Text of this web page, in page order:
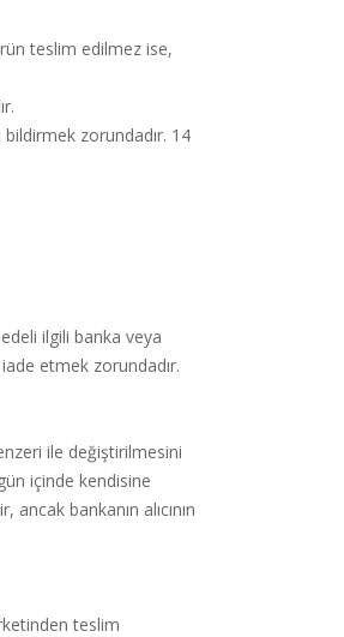
teslim edilmez ise,
bildirmek zorundadır. 14
ilgili banka veya
etmek zorundadır.
ile değiştirilmesini
içinde kendisine
bankanın alıcının
teslim